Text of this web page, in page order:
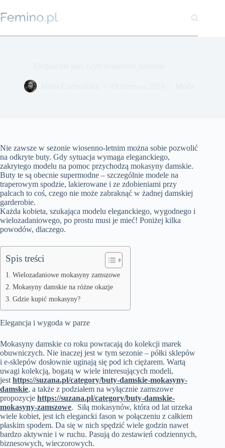
do
treści
Nie zawsze w sezonie wiosenno-letnim można sobie pozwolić
na odkryte buty. Gdy sytuacja wymaga eleganckiego,
zakrytego modelu na pomoc przychodzą mokasyny damskie.
Buty te są obecnie supermodne – szczególnie modele na
traperowym spodzie, lakierowane i ze zdobieniami przy
palcach to coś, czego nie może zabraknąć w żadnej damskiej
garderobie.
Każda kobieta, szukająca modelu eleganckiego, wygodnego i
wielozadaniowego, po prostu musi je mieć! Poniżej kilka
powodów, dlaczego.
Spis treści
Wielozadaniowe mokasyny zamszowe
Mokasyny damskie na różne okazje
Gdzie kupić mokasyny?
Elegancja i wygoda w parze
Mokasyny damskie co roku powracają do kolekcji marek
obuwniczych. Nie inaczej jest w tym sezonie – półki sklepów
i e-sklepów dosłownie uginają się pod ich ciężarem. Wartą
uwagi kolekcją, bogatą w wiele interesujących modeli,
jest https://suzana.pl/category/buty-damskie-mokasyny-
damskie, a także z podziałem na wyłącznie zamszowe
propozycje https://suzana.pl/category/buty-damskie-
mokasyny-zamszowe. Siłą mokasynów, która od lat urzeka
wiele kobiet, jest ich elegancki fason w połączeniu z całkiem
płaskim spodem. Da się w nich spędzić wiele godzin nawet
bardzo aktywnie i w ruchu. Pasują do zestawień codziennych,
biznesowych, wieczorowych.